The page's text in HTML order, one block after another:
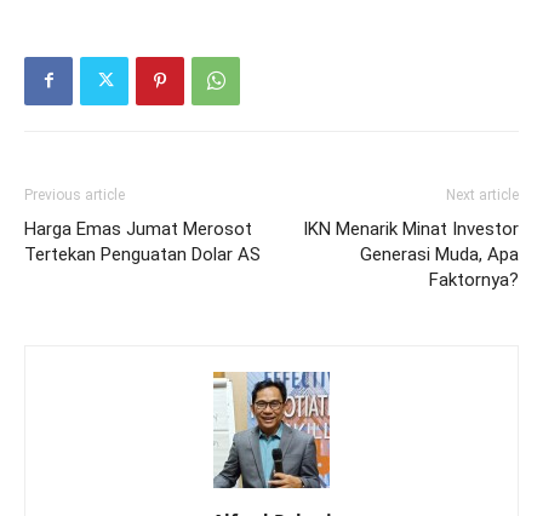
Previous article
Harga Emas Jumat Merosot
Tertekan Penguatan Dolar AS
Next article
IKN Menarik Minat Investor
Generasi Muda, Apa
Faktornya?